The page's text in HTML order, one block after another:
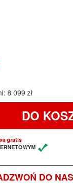
8 099 zł
DO
gratis
DO